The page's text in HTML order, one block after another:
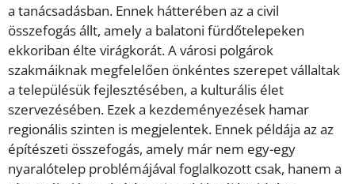
a tanácsadásban. Ennek hátterében az a civil
összefogás állt, amely a balatoni fürdőtelepeken
ekkoriban élte virágkorát. A városi polgárok
szakmáiknak megfelelően önkéntes szerepet vállaltak
a településük fejlesztésében, a kulturális élet
szervezésében. Ezek a kezdeményezések hamar
regionális szinten is megjelentek. Ennek példája az az
építészeti összefogás, amely már nem egy-egy
nyaralótelep problémájával foglalkozott csak, hanem a